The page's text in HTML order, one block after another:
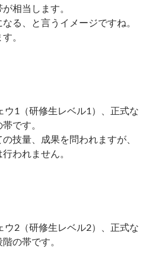
相当します。
る、と言うイメージですね。
。
ウ1（研修生レベル1）、正式な
です。
技量、成果を問われますが、
われません。
ウ2（研修生レベル2）、正式な
の帯です。